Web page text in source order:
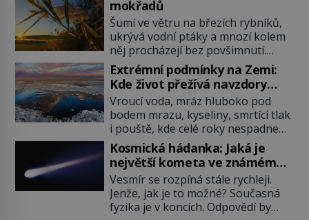
Po několika sekundách všem
ztuhnou úsměvy, stroj totiž
exploduje. Jejich konstrukce není
z levného kraje, daňové poplatníky
stojí miliardy dolarů. Na druhou
stranu zvládnou jen představitelné
věci. Na malé kousky Název:
Columbia První […]
mokřadů
Šumí ve větru na březích rybníků,
ukrývá vodní ptáky a mnozí kolem
něj procházejí bez povšimnutí.
Přesto právě rákos pomáhal stavět
domy, vyrábět lodě, zapisovat první
texty a inspiroval řadu pověstí.
Tato skromná, ale užitečná
rostlina provází člověka už tisíce
let. Většina lidí vnímá rákos jen jako
obyčejnou kulisu letního koupání.
Stačí se však podívat […]
Extrémní podmínky na Zemi:
Kde život přežívá navzdory
všemu
Vroucí voda, mráz hluboko pod
bodem mrazu, kyseliny, smrtící tlak
i pouště, kde celé roky nespadne
jediná kapka deště. Na první
pohled místa, kde nemůže
existovat vůbec nic. Přesto právě
tady vědci objevují organismy,
které posouvají hranice života.
Každý nový nález mění naše
Kosmická hádanka: Jaká je
největší kometa ve známém
vesmíru?
Vesmír se rozpíná stále rychleji.
Jenže, jak je to možné? Současná
fyzika je v koncích. Odpovědí by